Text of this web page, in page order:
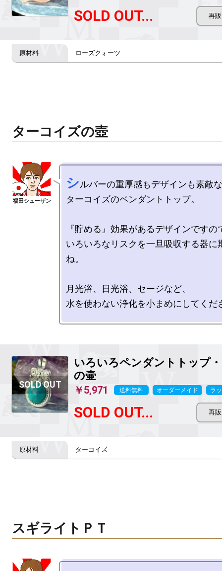
SOLD OUT...
ローズクォーツ
ターコイズの壺
シルバーの重厚感もデザインも素敵
ターコイズのペンダントトップ。
『貯める』効果があるデザインですの
いろいろなリスクを一旦吸収する器に
ね。
月光浴、日光浴、セージなど、
水を使わない浄化を小まめにしてくだ
いろいろペンダントトップ
の壷
￥5,971 送料無料 オーダーメイド ラ
SOLD OUT...
ターコイズ
スギライトＰＴ